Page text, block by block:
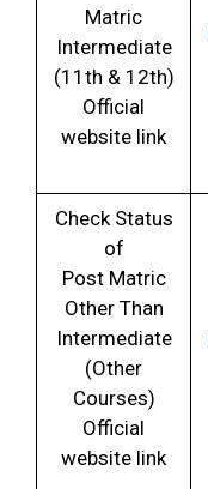
Matric
Intermediate
(11th & 12th)
Official
website link
Check Status
of
Post Matric
Other Than
Intermediate
(Other
Courses)
Official
website link